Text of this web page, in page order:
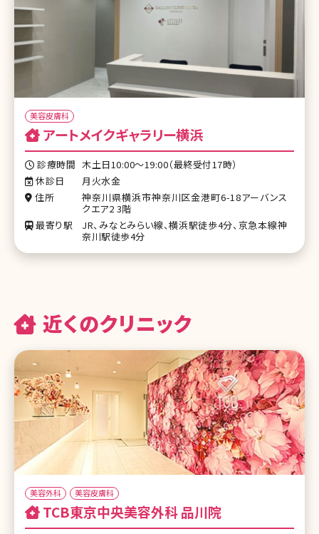
美容皮膚科
アートメイクギャラリー横浜
診療時間 木土日10:00〜19:00（最終受付17時）
休診日
月火水金
住所
神奈川県横浜市神奈川区金港町6-18アーバンス
クエア2 3階
最寄り駅
JR、みなとみらい線、横浜駅徒歩4分、京急本線神
奈川駅徒歩4分
近くのクリニック
美容外科 美容皮膚科
TCB東京中央美容外科 品川院